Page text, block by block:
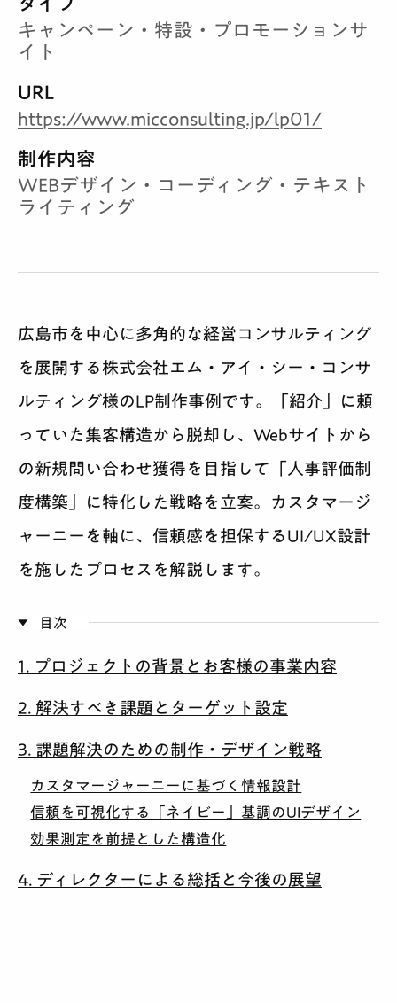
キャンペーン・特設・プロモーションサ
イト
URL
https://www.micconsulting.jp/lp01/
制作内容
WEBデザイン・コーディング・テキスト
ライティング
広島市を中心に多角的な経営コンサルティング
を展開する株式会社エム・アイ・シー・コンサ
ルティング様のLP制作事例です。「紹介」に頼
っていた集客構造から脱却し、Webサイトから
の新規問い合わせ獲得を目指して「人事評価制
度構築」に特化した戦略を立案。カスタマージ
ャーニーを軸に、信頼感を担保するUI/UX設計
を施したプロセスを解説します。
目次
1. プロジェクトの背景とお客様の事業内容
2. 解決すべき課題とターゲット設定
3. 課題解決のための制作・デザイン戦略
カスタマージャーニーに基づく情報設計
信頼を可視化する「ネイビー」基調のUIデザイン
効果測定を前提とした構造化
4. ディレクターによる総括と今後の展望